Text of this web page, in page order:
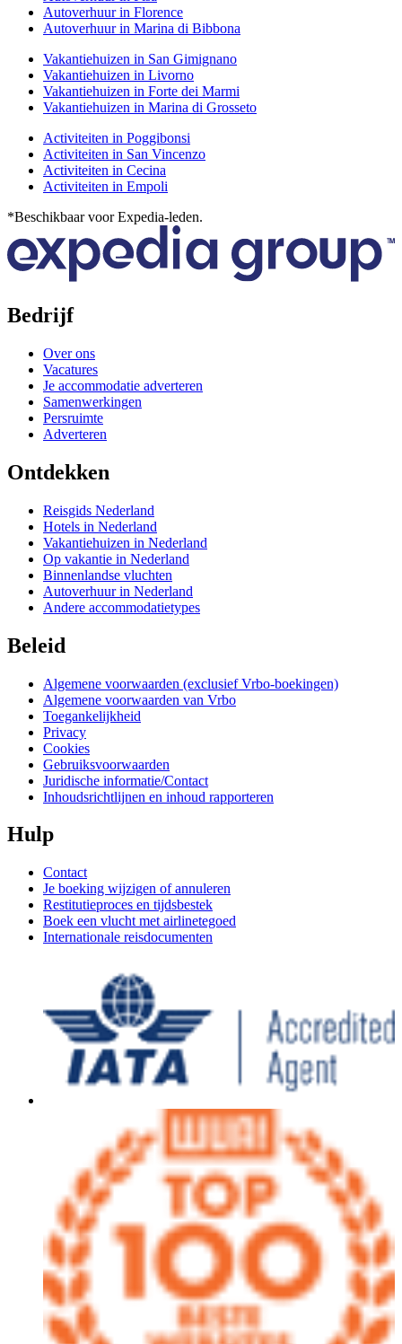
Autoverhuur in Florence
Autoverhuur in Marina di Bibbona
Vakantiehuizen in San Gimignano
Vakantiehuizen in Livorno
Vakantiehuizen in Forte dei Marmi
Vakantiehuizen in Marina di Grosseto
Activiteiten in Poggibonsi
Activiteiten in San Vincenzo
Activiteiten in Cecina
Activiteiten in Empoli
*Beschikbaar voor Expedia-leden.
Bedrijf
Over ons
Vacatures
Je accommodatie adverteren
Samenwerkingen
Persruimte
Adverteren
Ontdekken
Reisgids Nederland
Hotels in Nederland
Vakantiehuizen in Nederland
Op vakantie in Nederland
Binnenlandse vluchten
Autoverhuur in Nederland
Andere accommodatietypes
Beleid
Algemene voorwaarden (exclusief Vrbo-boekingen)
Algemene voorwaarden van Vrbo
Toegankelijkheid
Privacy
Cookies
Gebruiksvoorwaarden
Juridische informatie/Contact
Inhoudsrichtlijnen en inhoud rapporteren
Hulp
Contact
Je boeking wijzigen of annuleren
Restitutieproces en tijdsbestek
Boek een vlucht met airlinetegoed
Internationale reisdocumenten